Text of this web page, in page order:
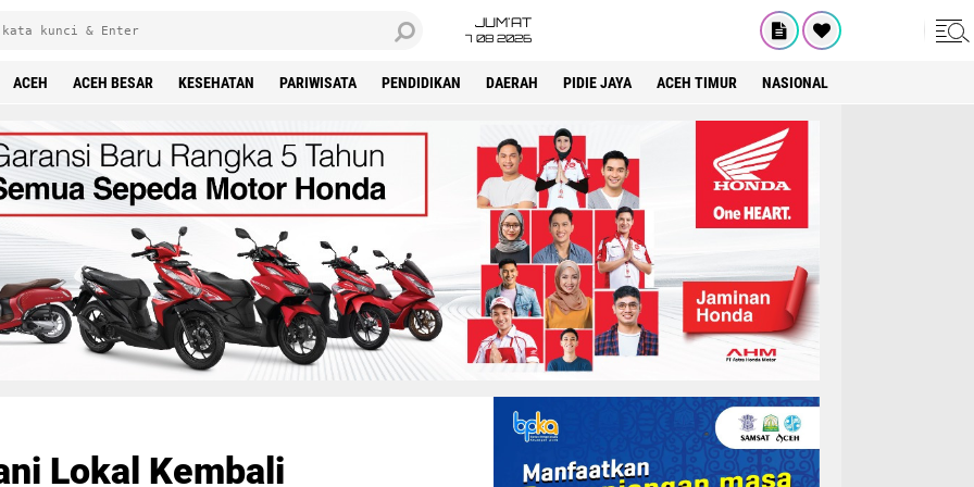
JUM'AT
7 08 2026
ACEH ACEH BESAR KESEHATAN PARIWISATA PENDIDIKAN DAERAH PIDIE JAYA ACEH TIMUR NASIONAL
Lokal Kembali